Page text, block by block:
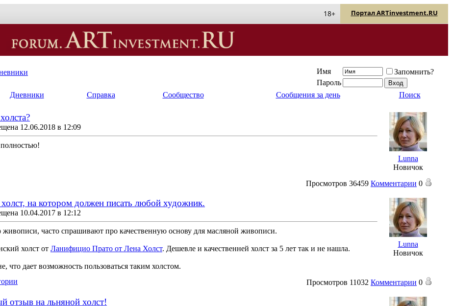
Портал ARTinvestment.RU
18+
Имя
Запомнить?
Пароль
Дневники Справка Сообщество Сообщения за день Поиск
12.06.2018 в 12:09
Lunna
Новичок
Просмотров 36459 Комментарии 0
на котором должен писать любой художник.
10.04.2017 в 12:12
живописи, часто спрашивают про качественную основу для масляной живописи.
холст от Ланифицио Прато от Лена Холст. Дешевле и качественней холст за 5 лет так и не нашла.
что дает возможность пользоваться таким холстом.
Lunna
Новичок
Просмотров 11032 Комментарии 0
отзыв на льняной холст!